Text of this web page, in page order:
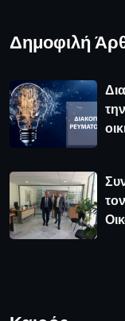
Δημοφιλή